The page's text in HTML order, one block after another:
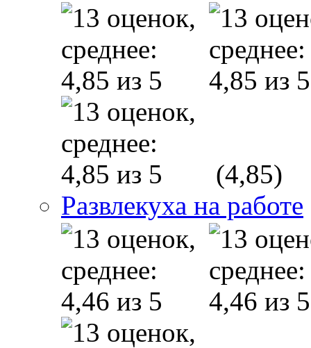
(4,85)
Развлекуха на работе